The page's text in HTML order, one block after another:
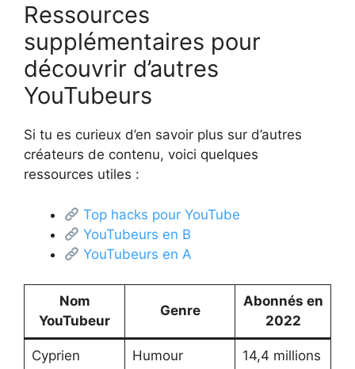
Ressources
supplémentaires pour
découvrir d’autres
YouTubeurs
Si tu es curieux d’en savoir plus sur d’autres
créateurs de contenu, voici quelques
ressources utiles :
Top hacks pour YouTube
YouTubeurs en B
YouTubeurs en A
Nom
YouTubeur
Genre
Abonnés en
2022
Cyprien Humour 14,4 millions